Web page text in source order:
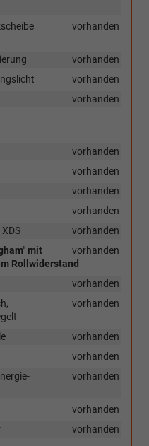
vorhanden
vorhanden
vorhanden
vorhanden
vorhanden
vorhanden
vorhanden
vorhanden
vorhanden
vorhanden
mit
Rollwiderstand
vorhanden
vorhanden
vorhanden
vorhanden
vorhanden
vorhanden
vorhanden